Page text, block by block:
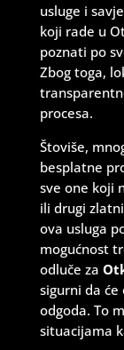
usluge i
koji rade u
poznati po
Zbog toga,
procesa.
Štoviše,
besplatne
sve one koji
ili drugi
ova usluga
mogućnost
odluče za
sigurni da
odgoda. To
situacijama